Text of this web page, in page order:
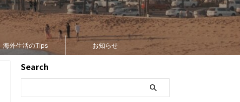
海外生活のTips お知らせ
Search